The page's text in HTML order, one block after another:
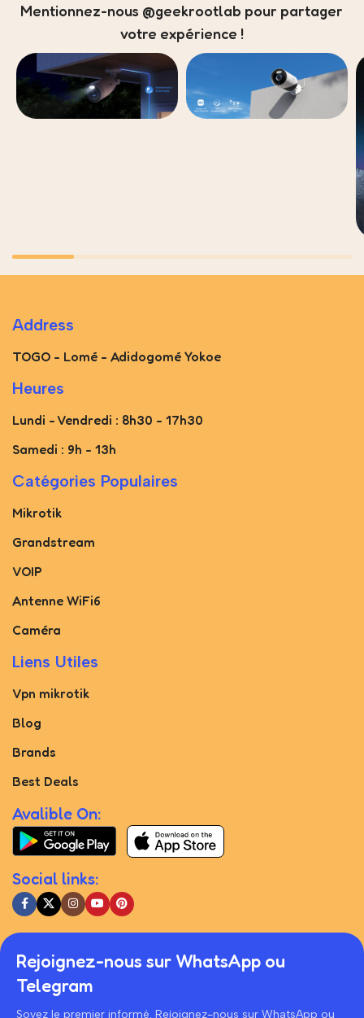
Mentionnez-nous @geekrootlab pour partager
votre expérience !
Address
TOGO - Lomé - Adidogomé Yokoe
Heures
Lundi - Vendredi : 8h30 - 17h30
Samedi : 9h - 13h
Catégories Populaires
Mikrotik
Grandstream
VOIP
Antenne WiFi6
Caméra
Liens Utiles
Vpn mikrotik
Blog
Brands
Best Deals
Avalible On:
Social links:
Rejoignez-nous sur WhatsApp ou
Telegram
Soyez le premier informé. Rejoignez-nous sur WhatsApp ou